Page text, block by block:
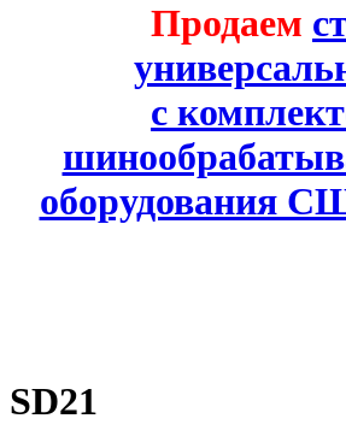
Продаем
с
оборудования
SD21